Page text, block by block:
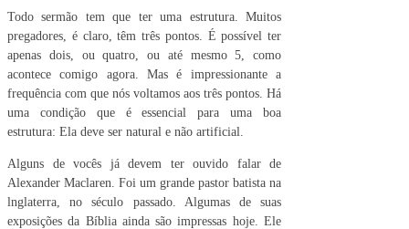
Todo sermão tem que ter uma estrutura. Muitos
pregadores, é claro, têm três pontos. É possível ter
apenas dois, ou quatro, ou até mesmo 5, como
acontece comigo agora. Mas é impressionante a
frequência com que nós voltamos aos três pontos. Há
uma condição que é essencial para uma boa
estrutura: Ela deve ser natural e não artificial.
Alguns de vocês já devem ter ouvido falar de
Alexander Maclaren. Foi um grande pastor batista na
lnglaterra, no século passado. Algumas de suas
exposições da Bíblia ainda são impressas hoje. Ele